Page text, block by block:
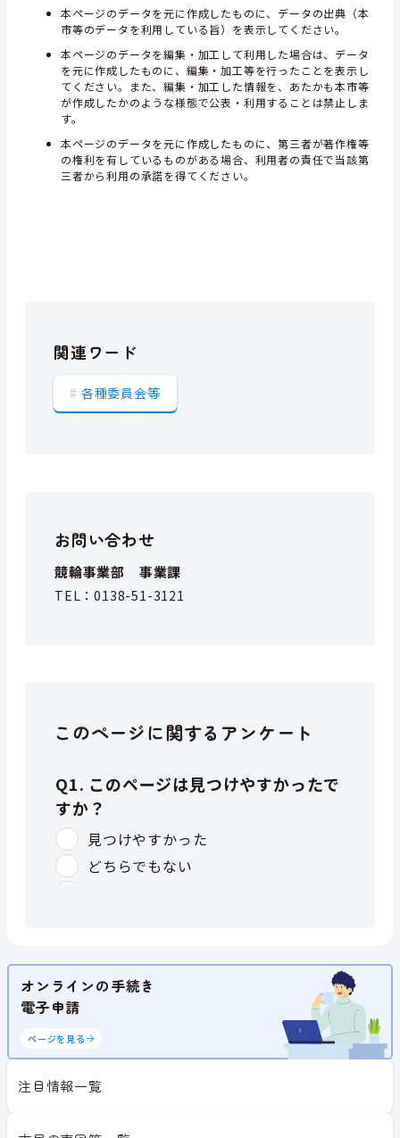
本ページのデータを元に作成したものに、データの出典（本
市等のデータを利用している旨）を表示してください。
本ページのデータを編集・加工して利用した場合は、データ
を元に作成したものに、編集・加工等を行ったことを表示し
てください。また、編集・加工した情報を、あたかも本市等
が作成したかのような様態で公表・利用することは禁止しま
す。
本ページのデータを元に作成したものに、第三者が著作権等
の権利を有しているものがある場合、利用者の責任で当該第
三者から利用の承諾を得てください。
関連ワード
各種委員会等
お問い合わせ
競輪事業部 事業課
TEL：0138-51-3121
このページに関するアンケート
オンラインの手続き
電子申請
ページを見る
注目情報一覧